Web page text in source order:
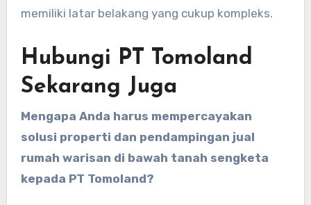
memiliki latar belakang yang cukup kompleks.
Hubungi PT Tomoland
Sekarang Juga
Mengapa Anda harus mempercayakan
solusi properti dan pendampingan jual
rumah warisan di bawah tanah sengketa
kepada PT Tomoland?